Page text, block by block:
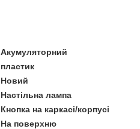
Акумуляторний
пластик
Новий
Настільна лампа
Кнопка на каркасі/корпусі
На поверхню